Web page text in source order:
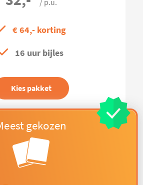
/ p.u.
€ 64,- korting
16 uur bijles
Kies pakket